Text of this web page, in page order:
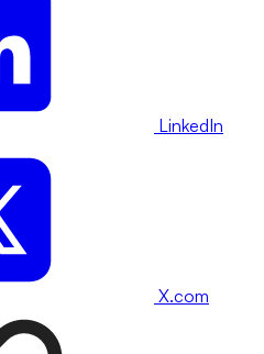
LinkedIn
X.com